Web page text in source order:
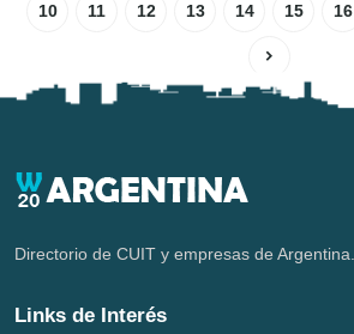
10 11 12 13 14 15 16
Directorio de CUIT y empresas de Argentina.
Links de Interés